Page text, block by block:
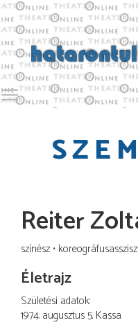
Toggle main menu
Reiter
színész
Életrajz
Születési adatok:
1974. augusztus 5. Kassa